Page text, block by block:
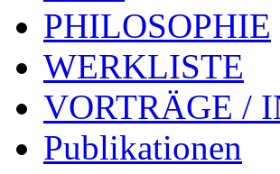
PHILOSOPHIE
WERKLISTE
VORTRÄGE /
Publikationen